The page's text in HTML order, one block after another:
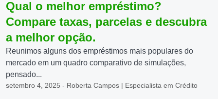
Qual o melhor empréstimo?
Compare taxas, parcelas e descubra
a melhor opção.
Reunimos alguns dos empréstimos mais populares do
mercado em um quadro comparativo de simulações,
pensado...
setembro 4, 2025 - Roberta Campos | Especialista em Crédito